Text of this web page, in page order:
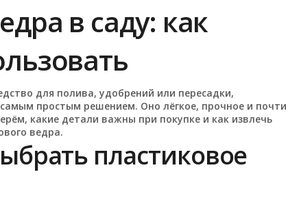
в саду: как
для полива, удобрений или пересадки,
простым решением. Оно лёгкое, прочное и почти
какие детали важны при покупке и как извлечь
ведра.
пластиковое